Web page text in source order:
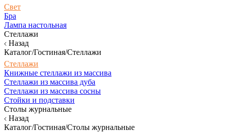
Свет
Бра
Лампа настольная
Стеллажи
Назад
Каталог/Гостиная/Стеллажи
Стеллажи
Книжные стеллажи из массива
Стеллажи из массива дуба
Стеллажи из массива сосны
Стойки и подставки
Столы журнальные
Назад
Каталог/Гостиная/Столы журнальные